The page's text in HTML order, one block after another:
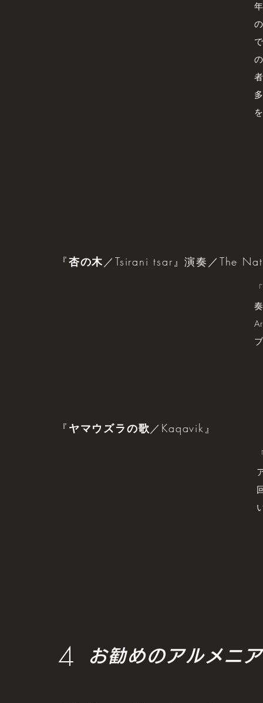
『杏の木／Tsirani tsar』演奏／The
『 ヤマウズラの歌／Kaqavik』
4 お勧めのアルメニ